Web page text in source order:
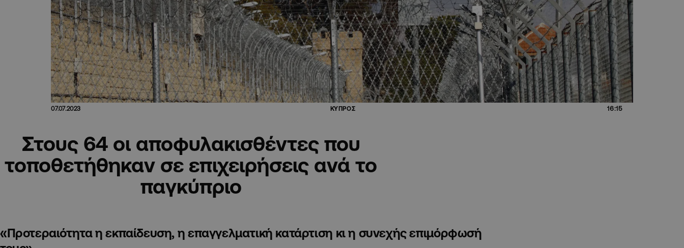
07.07.2023 ΚΥΠΡΟΣ 16:15
Στους 64 οι αποφυλακισθέντες που
τοποθετήθηκαν σε επιχειρήσεις ανά το
παγκύπριο
«Προτεραιότητα η εκπαίδευση, η επαγγελματική κατάρτιση κι η συνεχής επιμόρφωσή